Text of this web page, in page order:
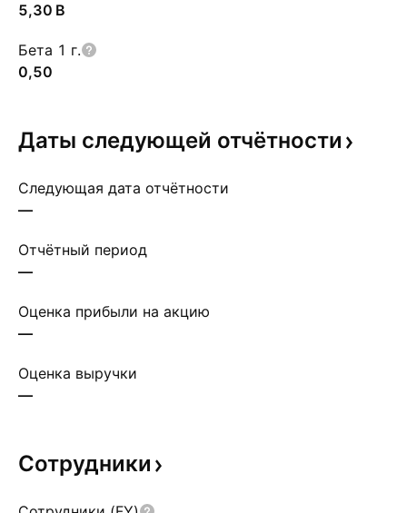
‪5,30 B‬
Бета 1 г.
0,50
Даты следующей отчётности
Следующая дата отчётности
—
Отчётный период
—
Оценка прибыли на акцию
—
Оценка выручки
—
Сотрудники